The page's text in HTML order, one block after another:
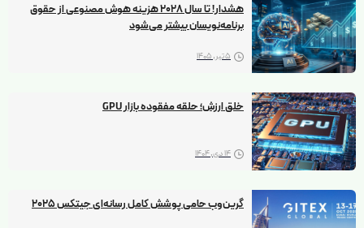
هشدار! تا سال ۲۰۲۸ هزینه هوش مصنوعی از حقوق
برنامه‌نویسان بیشتر می‌شود
5 تیر, 1405
خلق ارزش؛ حلقه مفقوده بازار GPU
14 دی, 1404
گرین‌‌‌وب حامی پوشش کامل رسانه‌ای جیتکس 2025